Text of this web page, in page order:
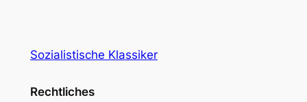
Sozialistische Klassiker
Rechtliches